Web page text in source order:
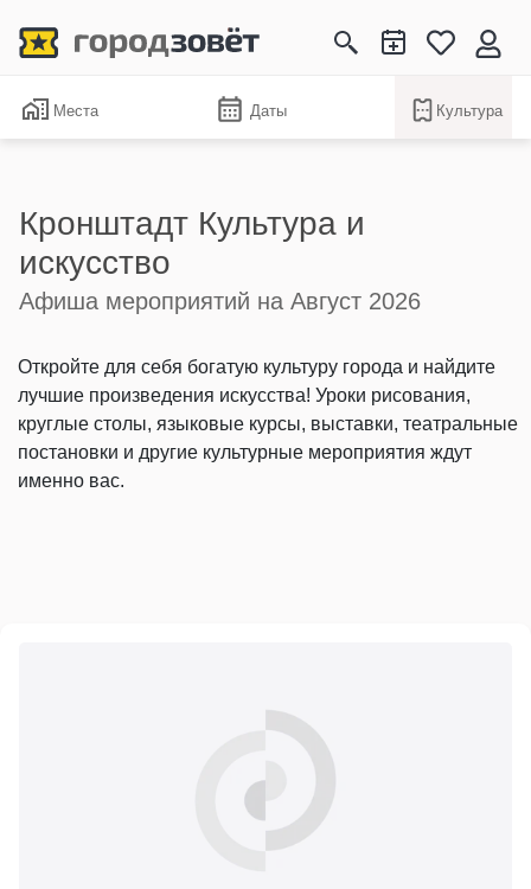
Места Даты Культура
Кронштадт Культура и
искусство
Афиша мероприятий на Август 2026
Откройте для себя богатую культуру города и найдите
лучшие произведения искусства! Уроки рисования,
круглые столы, языковые курсы, выставки, театральные
постановки и другие культурные мероприятия ждут
именно вас.